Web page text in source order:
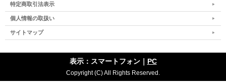
特定商取引法表示
個人情報の取扱い
サイトマップ
表示：スマートフォン｜ PC
Copyright (C) All Rights Reserved.